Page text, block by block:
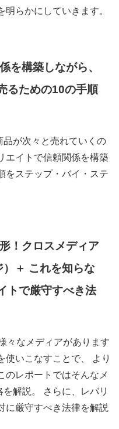
らかにしていきます。
を構築しながら、
るための10の手順
が次々と売れていくの
エイトで信頼関係を構築
をステップ・バイ・ステ
！クロスメディア
＋ これを知らな
トで厳守すべき法
々なメディアがあります
使いこなすことで、 より
のレポートではそんなメ
解説。 さらに、レバリ
に厳守すべき法律を解説